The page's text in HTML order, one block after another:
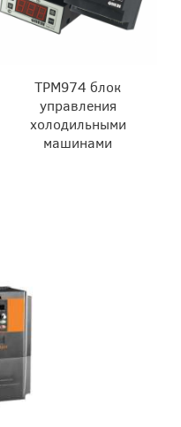
ТРМ974 блок
управления
холодильными
машинами